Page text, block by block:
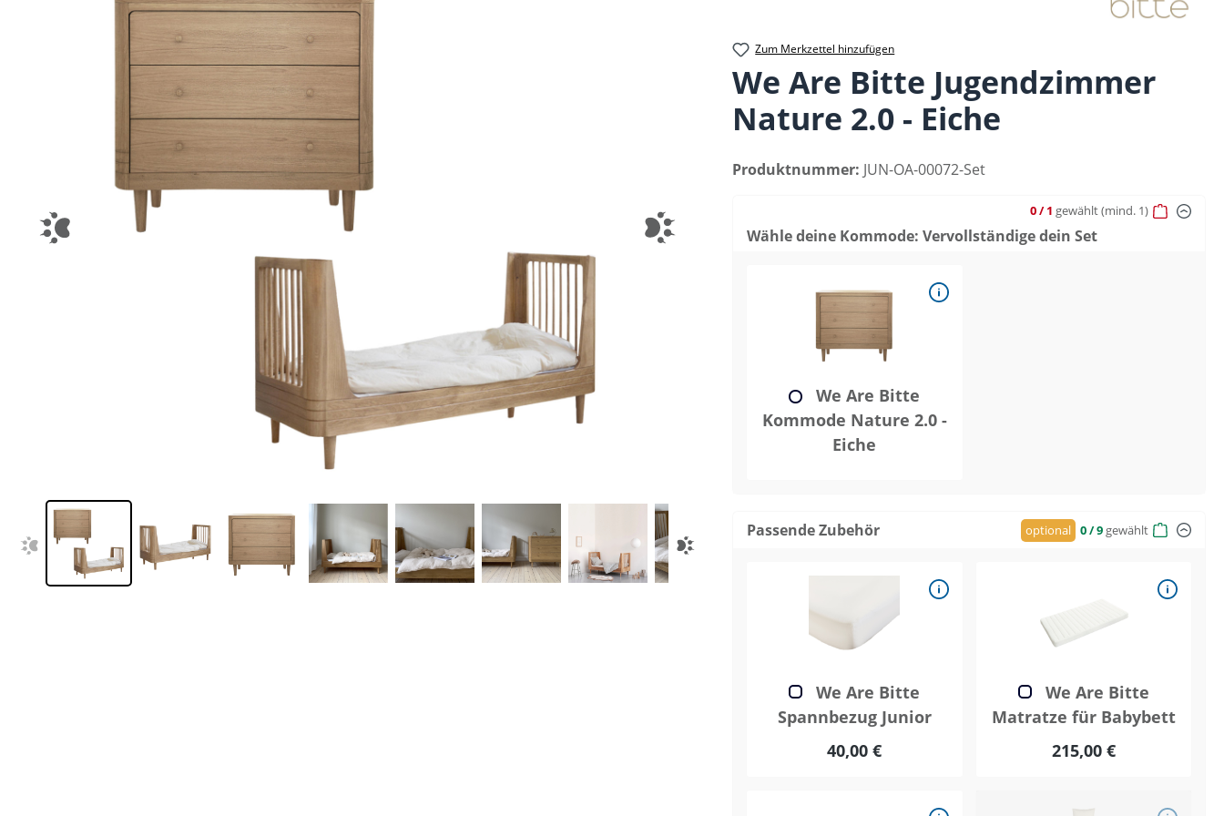
Zum Merkzettel hinzufügen
We Are Bitte Jugendzimmer
Nature 2.0 - Eiche
Produktnummer: JUN-OA-00072-Set
Wähle deine Kommode: Vervollständige dein Set
0/ 1 gewählt(mind. 1)
We Are Bitte
Kommode Nature 2.0 -
Eiche
Passende Zubehör optional 0/ 9 gewählt
We Are Bitte
Spannbezug Junior
40,00 €
We Are Bitte
Matratze für Babybett
215,00 €